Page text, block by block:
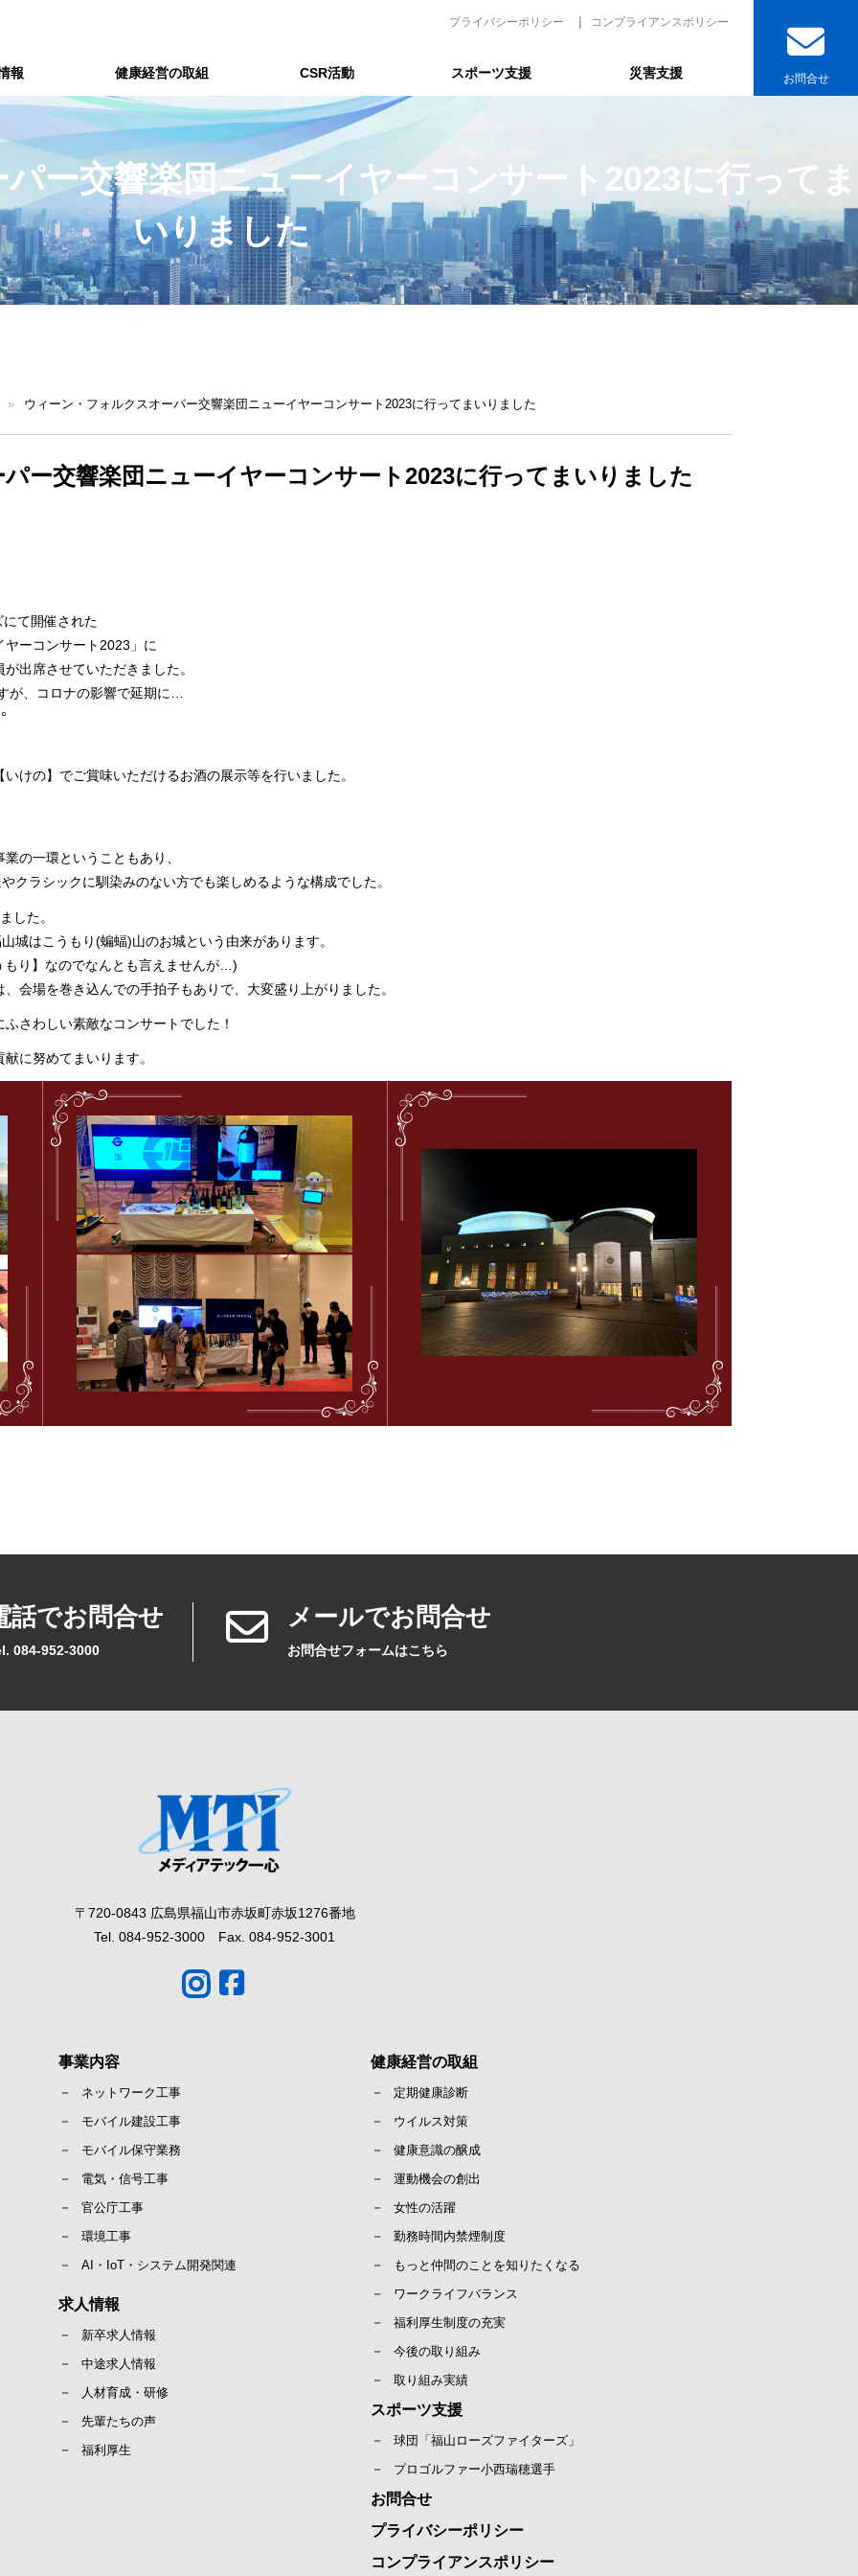
プライバシーポリシー コンプライアンスポリシー
お問合せ
報 健康経営の取組 CSR活動 スポーツ支援 災害支援
ー交響楽団ニューイヤーコンサート2023に行ってま
いりました
» ウィーン・フォルクスオーパー交響楽団ニューイヤーコンサート2023に行ってまいりました
ー交響楽団ニューイヤーコンサート2023に行ってまいりました
て開催された
ーコンサート2023」に
出席させていただきました。
が、コロナの影響で延期に…
けの】でご賞味いただけるお酒の展示等を行いました。
の一環ということもあり、
クラシックに馴染みのない方でも楽しめるような構成でした。
した。
城はこうもり(蝙蝠)山のお城という由来があります。
り】なのでなんとも言えませんが…)
会場を巻き込んでの手拍子もありで、大変盛り上がりました。
さわしい素敵なコンサートでした！
に努めてまいります。
話でお問合せ
084-952-3000
メールでお問合せ
お問合せフォームはこちら
〒720-0843 広島県福山市赤坂町赤坂1276番地
Tel. 084-952-3000 Fax. 084-952-3001
事業内容
ネットワーク工事
モバイル建設工事
モバイル保守業務
電気・信号工事
官公庁工事
環境工事
AI・IoT・システム開発関連
求人情報
新卒求人情報
中途求人情報
人材育成・研修
先輩たちの声
福利厚生
健康経営の取組
定期健康診断
ウイルス対策
健康意識の醸成
運動機会の創出
女性の活躍
勤務時間内禁煙制度
もっと仲間のことを知りたくなる
ワークライフバランス
福利厚生制度の充実
今後の取り組み
取り組み実績
スポーツ支援
球団「福山ローズファイターズ」
プロゴルファー小西瑞穂選手
お問合せ
プライバシーポリシー
コンプライアンスポリシー